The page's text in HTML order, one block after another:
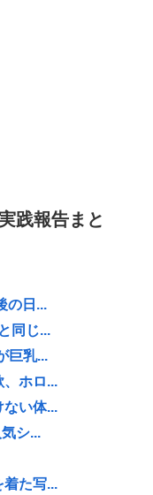
践報告まと
の日...
同じ...
巨乳...
、ホロ...
ない体...
シ...
着た写...